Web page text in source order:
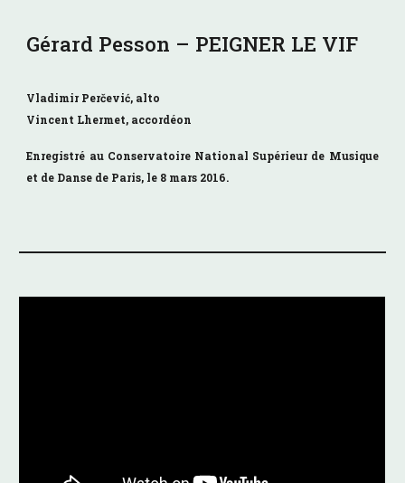
Gérard Pesson – PEIGNER LE VIF
VladimirPerčević, alto
Vincent Lhermet, accordéon
Enregistré au Conservatoire National Supérieur de Musique
et de Danse de Paris, le 8 mars 2016.